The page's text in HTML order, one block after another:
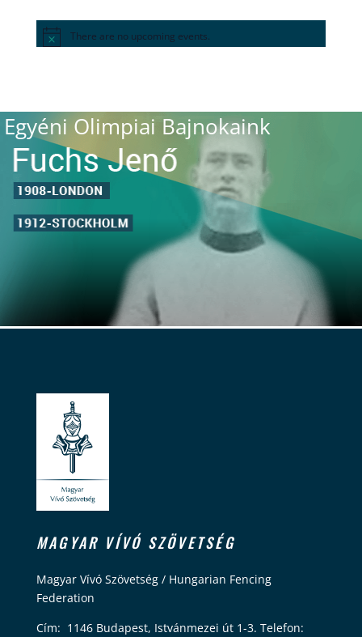
There are no upcoming events.
Egyéni Olimpiai Bajnokaink
MAGYAR VÍVÓ SZÖVETSÉG
Magyar Vívó Szövetség / Hungarian Fencing
Federation
Cím: 1146 Budapest, Istvánmezei út 1-3. Telefon: